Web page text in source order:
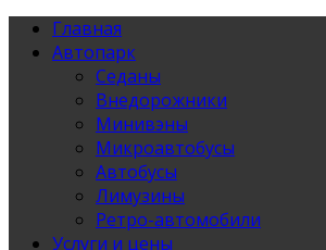
Главная
Автопарк
Седаны
Внедорожники
Минивэны
Микроавтобусы
Автобусы
Лимузины
Ретро-автомобили
Услуги и цены